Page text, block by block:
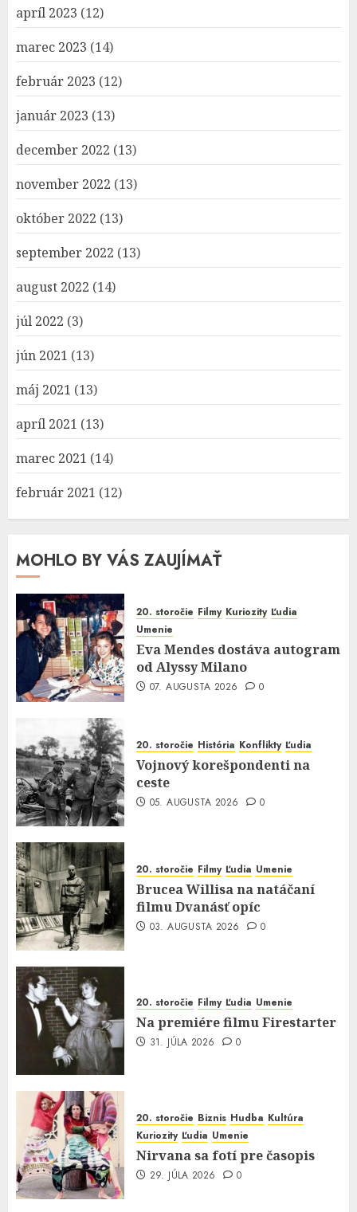
apríl 2023 (12)
marec 2023 (14)
február 2023 (12)
január 2023 (13)
december 2022 (13)
november 2022 (13)
október 2022 (13)
september 2022 (13)
august 2022 (14)
júl 2022 (3)
jún 2021 (13)
máj 2021 (13)
apríl 2021 (13)
marec 2021 (14)
február 2021 (12)
MOHLO BY VÁS ZAUJÍMAŤ
20. storočie Filmy Kuriozity Ľudia
Umenie
Eva Mendes dostáva autogram
od Alyssy Milano
07. AUGUSTA 2026 0
20. storočie História Konflikty Ľudia
Vojnový korešpondenti na
ceste
05. AUGUSTA 2026 0
20. storočie Filmy Ľudia Umenie
Brucea Willisa na natáčaní
filmu Dvanásť opíc
03. AUGUSTA 2026 0
20. storočie Filmy Ľudia Umenie
Na premiére filmu Firestarter
31. JÚLA 2026 0
20. storočie Biznis Hudba Kultúra
Kuriozity Ľudia Umenie
Nirvana sa fotí pre časopis
29. JÚLA 2026 0